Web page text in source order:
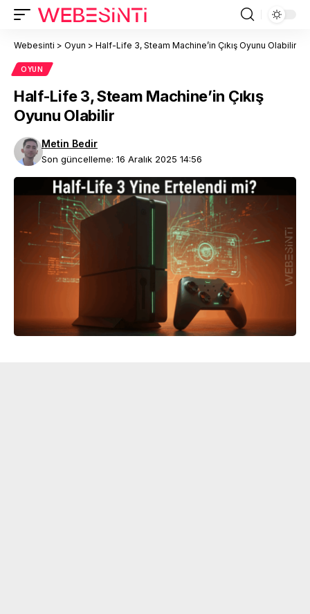
Webesinti > Oyun > Half-Life 3, Steam Machine’in Çıkış Oyunu Olabilir
OYUN
Half-Life 3, Steam Machine’in Çıkış
Oyunu Olabilir
Son güncelleme: 16 Aralık 2025 14:56
Metin Bedir